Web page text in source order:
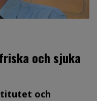
och sjuka
och